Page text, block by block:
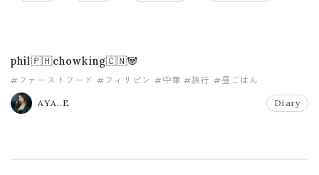
phil🇵🇭chowking🇨🇳🐼
#ファーストフード #フィリピン #中華 #旅行 #昼ごはん
AYA..E Diary